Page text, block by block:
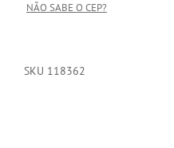
NÃO SABE O CEP?
SKU 118362